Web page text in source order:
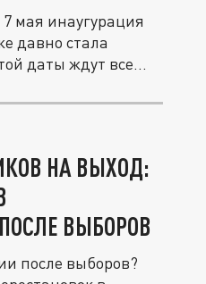
мая инаугурация
давно стала
даты ждут все...
НА ВЫХОД:
ВЫБОРОВ
после выборов?